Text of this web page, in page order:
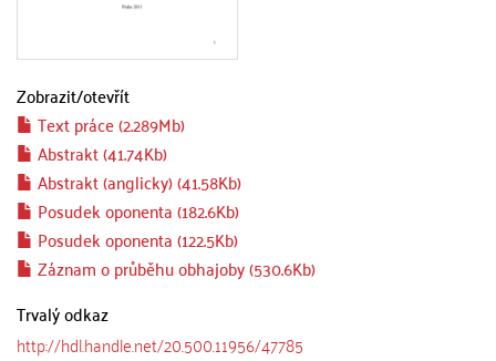
Zobrazit/otevřít
Text práce (2.289Mb)
Abstrakt (41.74Kb)
Abstrakt (anglicky) (41.58Kb)
Posudek oponenta (182.6Kb)
Posudek oponenta (122.5Kb)
Záznam o průběhu obhajoby (530.6Kb)
Trvalý odkaz
http://hdl.handle.net/20.500.11956/47785